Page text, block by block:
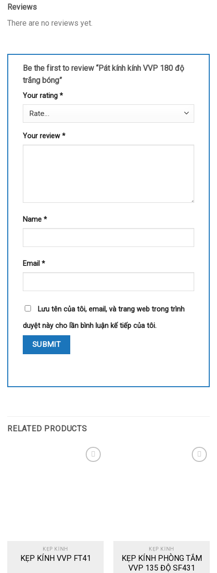
Reviews
There are no reviews yet.
Be the first to review “Pát kính kính VVP 180 độ
trắng bóng”
Your rating *
Your review *
Name *
Email *
Lưu tên của tôi, email, và trang web trong trình
duyệt này cho lần bình luận kế tiếp của tôi.
RELATED PRODUCTS
KẸP KÍNH
KẸP KÍNH VVP FT41
KẸP KÍNH
KẸP KÍNH PHÒNG TẮM
VVP 135 ĐỘ SF431